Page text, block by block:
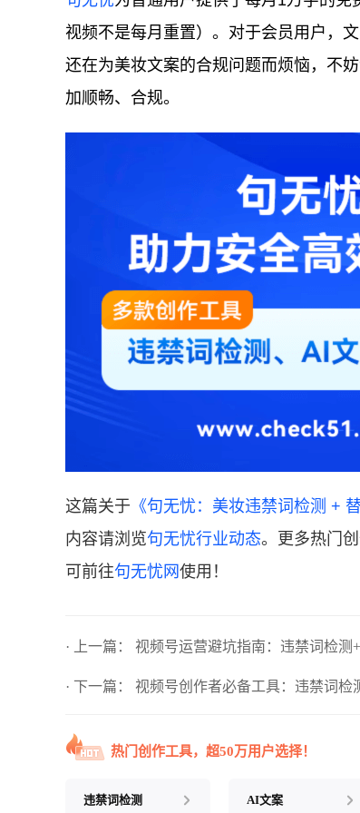
视频不是每月重置）。对于会员用户，
还在为美妆文案的合规问题而烦恼，不
加顺畅、合规。
这篇关于 《句无忧：美妆违禁词检测 +
内容请浏览句无忧行业动态。更多热门
可前往句无忧网使用！
· 上一篇： 视频号运营避坑指南：违禁词检测
· 下一篇： 视频号创作者必备工具：违禁词检
热门创作工具，超50万用户选择！
违禁词检测 AI文案